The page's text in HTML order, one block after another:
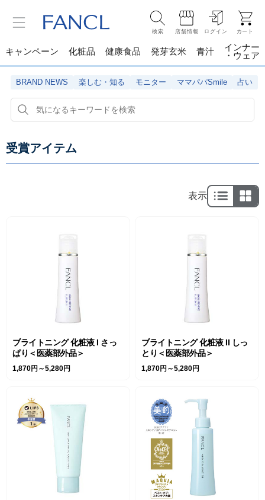
検索 店舗情報 ログイン カート
キャンペーン 化粧品 健康食品 発芽玄米 青汁
インナー
・ウェア
BRAND NEWS 楽しむ・知る モニター ママパパSmile 占い
受賞アイテム
表示
ブライトニング 化粧液 I さっ
ぱり＜医薬部外品＞
1,870円～5,280円
ブライトニング 化粧液 II しっ
とり＜医薬部外品＞
1,870円～5,280円